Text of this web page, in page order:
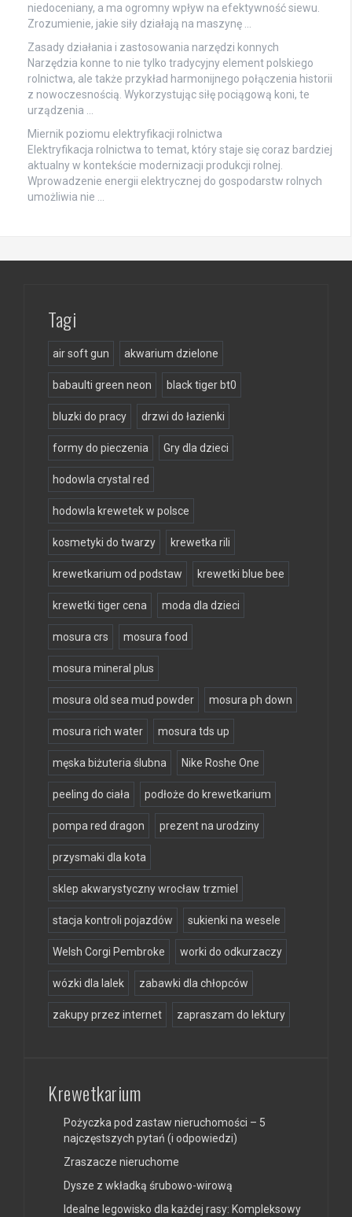
niedoceniany, a ma ogromny wpływ na efektywność siewu.
Zrozumienie, jakie siły działają na maszynę …
Zasady działania i zastosowania narzędzi konnych
Narzędzia konne to nie tylko tradycyjny element polskiego
rolnictwa, ale także przykład harmonijnego połączenia historii
z nowoczesnością. Wykorzystując siłę pociągową koni, te
urządzenia …
Miernik poziomu elektryfikacji rolnictwa
Elektryfikacja rolnictwa to temat, który staje się coraz bardziej
aktualny w kontekście modernizacji produkcji rolnej.
Wprowadzenie energii elektrycznej do gospodarstw rolnych
umożliwia nie …
Tagi
air soft gun akwarium dzielone
babaulti green neon black tiger bt0
bluzki do pracy drzwi do łazienki
formy do pieczenia Gry dla dzieci
hodowla crystal red
hodowla krewetek w polsce
kosmetyki do twarzy krewetka rili
krewetkarium od podstaw krewetki blue bee
krewetki tiger cena moda dla dzieci
mosura crs mosura food
mosura mineral plus
mosura old sea mud powder mosura ph down
mosura rich water mosura tds up
męska biżuteria ślubna Nike Roshe One
peeling do ciała podłoże do krewetkarium
pompa red dragon prezent na urodziny
przysmaki dla kota
sklep akwarystyczny wrocław trzmiel
stacja kontroli pojazdów sukienki na wesele
Welsh Corgi Pembroke worki do odkurzaczy
wózki dla lalek zabawki dla chłopców
zakupy przez internet zapraszam do lektury
Krewetkarium
Pożyczka pod zastaw nieruchomości – 5
najczęstszych pytań (i odpowiedzi)
Zraszacze nieruchome
Dysze z wkładką śrubowo-wirową
Idealne legowisko dla każdej rasy: Kompleksowy